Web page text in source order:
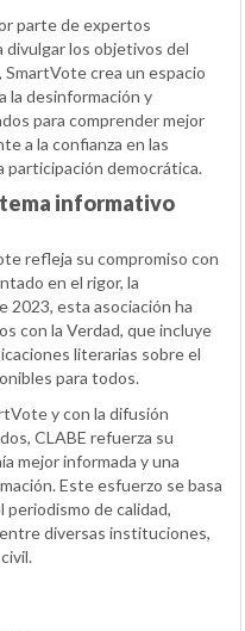
parte de expertos
los objetivos del
crea un espacio
la desinformación y
para comprender mejor
a la confianza en las
participación democrática.
informativo
refleja su compromiso con
en el rigor, la
2023, esta asociación ha
con la Verdad, que incluye
literarias sobre el
para todos.
y con la difusión
CLABE refuerza su
mejor informada y una
Este esfuerzo se basa
de calidad,
diversas instituciones,